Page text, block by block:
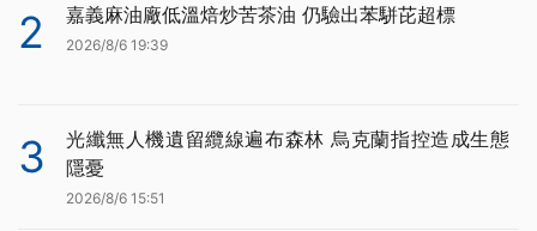
2 嘉義麻油廠低溫焙炒苦茶油 仍驗出苯駢芘超標
2026/8/6 19:39
3
光纖無人機遺留纜線遍布森林 烏克蘭指控造成生態
隱憂
2026/8/6 15:51